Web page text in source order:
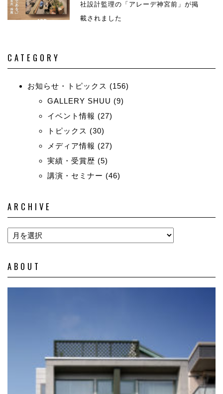
社設計監理の「アレーデ神宮前」が掲
載されました
CATEGORY
お知らせ・トピックス (156)
GALLERY SHUU (9)
イベント情報 (27)
トピックス (30)
メディア情報 (27)
実績・受賞歴 (5)
講演・セミナー (46)
ARCHIVE
ABOUT